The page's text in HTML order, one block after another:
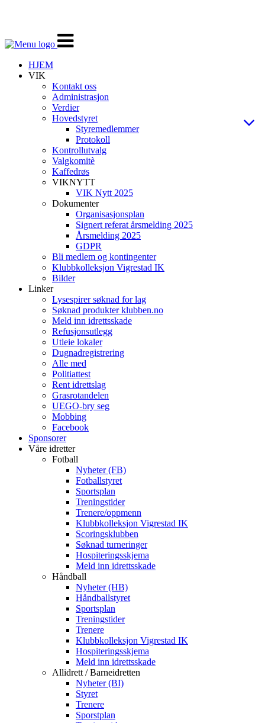
Veksle
navigasjon
HJEM
VIK
Kontakt oss
Administrasjon
Verdier
Hovedstyret
Styremedlemmer
Protokoll
Kontrollutvalg
Valgkomitè
Kaffedrøs
VIKNYTT
VIK Nytt 2025
Dokumenter
Organisasjonsplan
Signert referat årsmelding 2025
Årsmelding 2025
GDPR
Bli medlem og kontingenter
Klubbkolleksjon Vigrestad IK
Bilder
Linker
Lysespirer søknad for lag
Søknad produkter klubben.no
Meld inn idrettsskade
Refusjonsutlegg
Utleie lokaler
Dugnadregistrering
Alle med
Politiattest
Rent idrettslag
Grasrotandelen
UEGO-bry seg
Mobbing
Facebook
Sponsorer
Våre idretter
Fotball
Nyheter (FB)
Fotballstyret
Sportsplan
Treningstider
Trenere/oppmenn
Klubbkolleksjon Vigrestad IK
Scoringsklubben
Søknad turneringer
Hospiteringsskjema
Meld inn idrettsskade
Håndball
Nyheter (HB)
Håndballstyret
Sportsplan
Treningstider
Trenere
Klubbkolleksjon Vigrestad IK
Hospiteringsskjema
Meld inn idrettsskade
Allidrett / Barneidretten
Nyheter (BI)
Styret
Trenere
Sporstplan